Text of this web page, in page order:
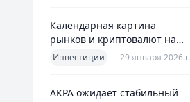
Календарная картина
рынков и криптовалют на
четверг, 29 января 2026
Инвестиции 29 января 2026 г.
АКРА ожидает стабильный